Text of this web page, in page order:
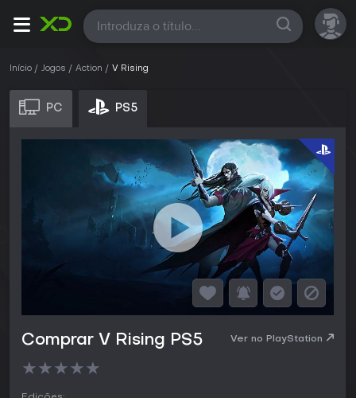
Todas
Início Jogos Action V Rising
PC PS5
Comprar V Rising PS5 Ver no PlayStation
★★★★★